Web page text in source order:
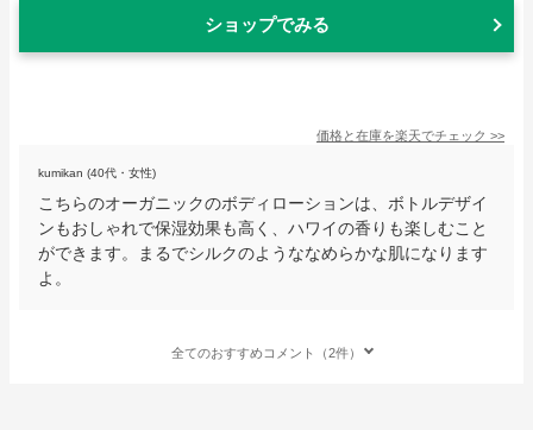
ショップでみる
価格と在庫を楽天でチェック >>
kumikan (40代・女性)
こちらのオーガニックのボディローションは、ボトルデザイ
ンもおしゃれで保湿効果も高く、ハワイの香りも楽しむこと
ができます。まるでシルクのようななめらかな肌になります
よ。
全てのおすすめコメント（2件）